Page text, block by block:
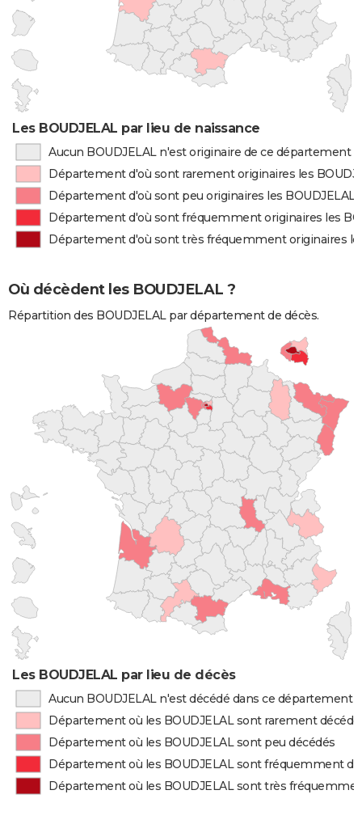
Les BOUDJELAL par lieu de naissance
Aucun BOUDJELAL n'est originaire de ce département
Département d'où sont rarement originaires les
Département d'où sont peu originaires les BOUDJELAL
Département d'où sont fréquemment originaires les
Département d'où sont très fréquemment originaires
Où décèdent les BOUDJELAL ?
Répartition des BOUDJELAL par département de décès.
Les BOUDJELAL par lieu de décès
Aucun BOUDJELAL n'est décédé dans ce département
Département où les BOUDJELAL sont rarement
Département où les BOUDJELAL sont peu décédés
Département où les BOUDJELAL sont fréquemment
Département où les BOUDJELAL sont très